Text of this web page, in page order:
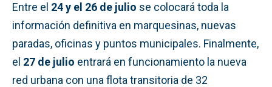
Entre el 24 y el 26 de julio se colocará toda la
información definitiva en marquesinas, nuevas
paradas, oficinas y puntos municipales. Finalmente,
el 27 de julio entrará en funcionamiento la nueva
red urbana con una flota transitoria de 32